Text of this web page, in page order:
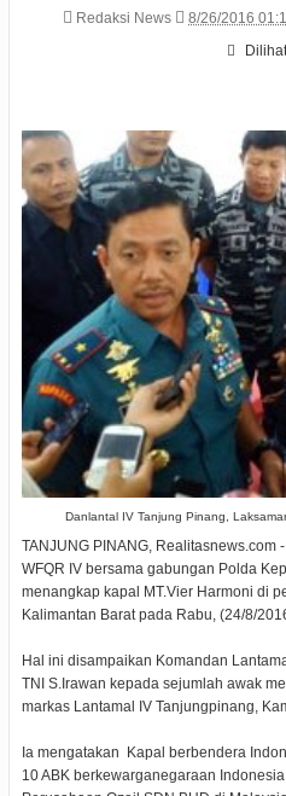
Redaksi News 8/26/2016
Dilihat
Danlantal IV Tanjung Pinang,
TANJUNG PINANG, Realitasnews.com
WFQR IV bersama gabungan Polda
menangkap kapal MT.Vier Harmoni di
Kalimantan Barat pada Rabu, (24/8/
Hal ini disampaikan Komandan
TNI S.Irawan kepada sejumlah awak
markas Lantamal IV Tanjungpinang,
Ia mengatakan Kapal berbendera
10 ABK berkewarganegaraan